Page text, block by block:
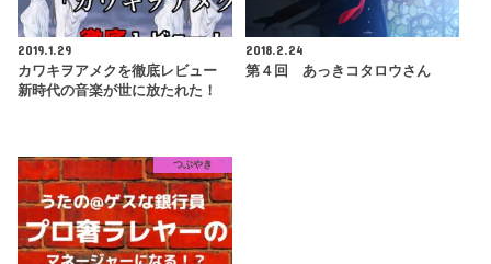
2019.1.29
カワキヲアメクを徹底レビュー
新時代の音楽が世に放たれた！
2018.2.24
第４回 あっきコタロウさん
つぶやき